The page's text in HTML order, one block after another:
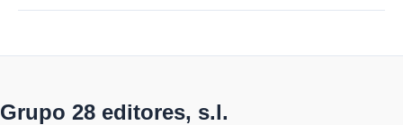
Grupo 28 editores, s.l.